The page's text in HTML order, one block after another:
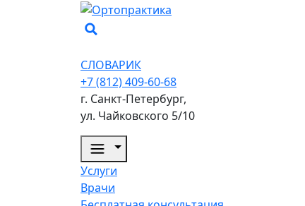
СЛОВАРИК
+7 (812) 409-60-68
г. Санкт-Петербург,
ул. Чайковского 5/10
Услуги
Врачи